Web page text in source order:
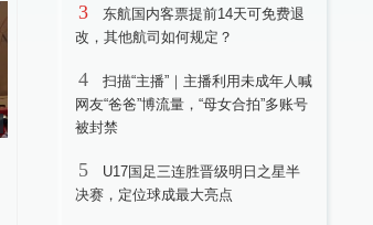
3
东航国内客票提前14天可免费退
改，其他航司如何规定？
4
扫描“主播”｜主播利用未成年人喊
网友“爸爸”博流量，“母女合拍”多账号
被封禁
5
U17国足三连胜晋级明日之星半
决赛，定位球成最大亮点